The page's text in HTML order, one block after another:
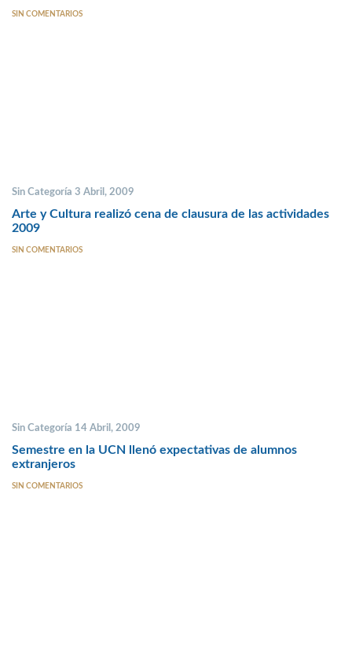
SIN COMENTARIOS
Sin Categoría 3 Abril, 2009
Arte y Cultura realizó cena de clausura de las actividades
2009
SIN COMENTARIOS
Sin Categoría 14 Abril, 2009
Semestre en la UCN llenó expectativas de alumnos
extranjeros
SIN COMENTARIOS